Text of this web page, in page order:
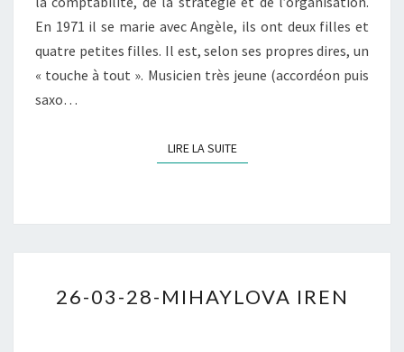
En 1971 il se marie avec Angèle, ils ont deux filles et
quatre petites filles. Il est, selon ses propres dires, un
« touche à tout ». Musicien très jeune (accordéon puis
saxo…
LIRE LA SUITELIRE LA SUITE
03-
26-03-28-MIHAYLOVA IREN